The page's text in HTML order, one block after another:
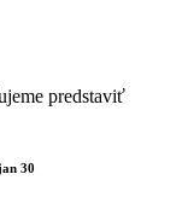
predstaviť
30